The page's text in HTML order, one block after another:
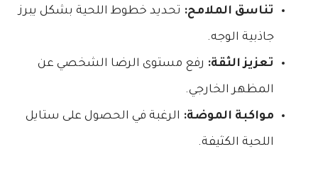
تناسق الملامح: تحديد خطوط اللحية بشكل يبرز
جاذبية الوجه.
تعزيز الثقة: رفع مستوى الرضا الشخصي عن
المظهر الخارجي.
مواكبة الموضة: الرغبة في الحصول على ستايل
اللحية الكثيفة.